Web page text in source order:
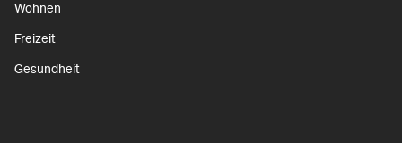
Wohnen
Freizeit
Gesundheit